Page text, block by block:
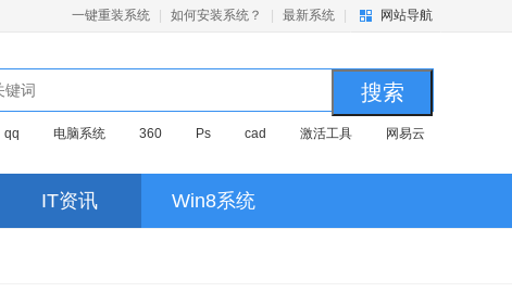
一键重装系统 如何安装系统？ 最新系统 网站导航
qq 电脑系统 360 Ps cad 激活工具
网易云
IT资讯 Win8系统